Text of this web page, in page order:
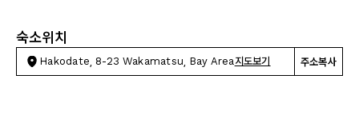
숙소위치
Hakodate, 8-23 Wakamatsu, Bay Area지도보기 주소복사